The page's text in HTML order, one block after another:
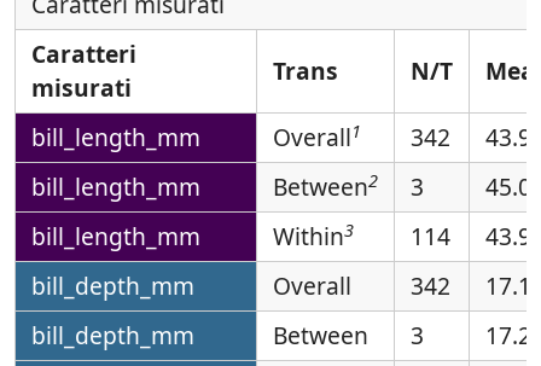
Caratteri
misurati
Trans N/T
bill_length_mm Overall1 342
bill_length_mm
Between2 3
bill_length_mm
Within3 114
bill_depth_mm
Overall 342
bill_depth_mm
Between 3